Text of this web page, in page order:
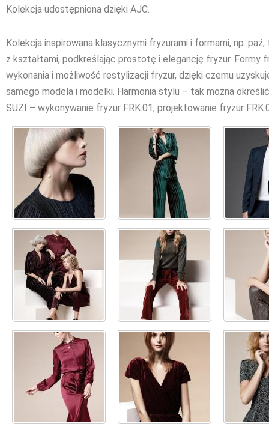
Kolekcja udostępniona dzięki AJC.
Kolekcja inspirowana klasycznymi fryzurami i formami, np.
z kształtami, podkreślając prostotę i elegancję fryzur. Formy
wykonania i możliwość restylizacji fryzur, dzięki czemu
samego modela i modelki. Harmonia stylu – tak można
SUZI – wykonywanie fryzur FRK.01, projektowanie fryzur